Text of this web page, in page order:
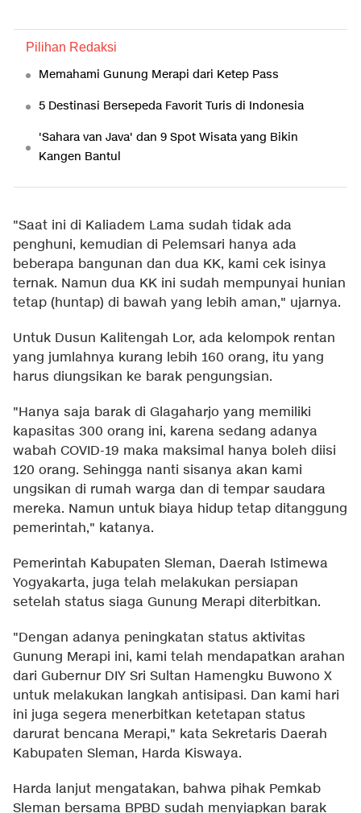
Pilihan Redaksi
Memahami Gunung Merapi dari Ketep Pass
5 Destinasi Bersepeda Favorit Turis di Indonesia
'Sahara van Java' dan 9 Spot Wisata yang Bikin
Kangen Bantul
"Saat ini di Kaliadem Lama sudah tidak ada
penghuni, kemudian di Pelemsari hanya ada
beberapa bangunan dan dua KK, kami cek isinya
ternak. Namun dua KK ini sudah mempunyai hunian
tetap (huntap) di bawah yang lebih aman," ujarnya.
Untuk Dusun Kalitengah Lor, ada kelompok rentan
yang jumlahnya kurang lebih 160 orang, itu yang
harus diungsikan ke barak pengungsian.
"Hanya saja barak di Glagaharjo yang memiliki
kapasitas 300 orang ini, karena sedang adanya
wabah COVID-19 maka maksimal hanya boleh diisi
120 orang. Sehingga nanti sisanya akan kami
ungsikan di rumah warga dan di tempar saudara
mereka. Namun untuk biaya hidup tetap ditanggung
pemerintah," katanya.
Pemerintah Kabupaten Sleman, Daerah Istimewa
Yogyakarta, juga telah melakukan persiapan
setelah status siaga Gunung Merapi diterbitkan.
"Dengan adanya peningkatan status aktivitas
Gunung Merapi ini, kami telah mendapatkan arahan
dari Gubernur DIY Sri Sultan Hamengku Buwono X
untuk melakukan langkah antisipasi. Dan kami hari
ini juga segera menerbitkan ketetapan status
darurat bencana Merapi," kata Sekretaris Daerah
Kabupaten Sleman, Harda Kiswaya.
Harda lanjut mengatakan, bahwa pihak Pemkab
Sleman bersama BPBD sudah menyiapkan barak